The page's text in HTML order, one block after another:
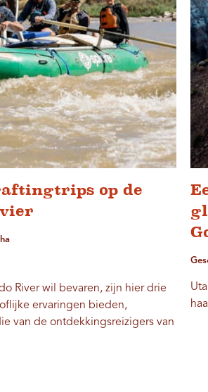
op de
River wil bevaren, zijn hier drie
ervaringen bieden,
van de ontdekkingsreizigers van